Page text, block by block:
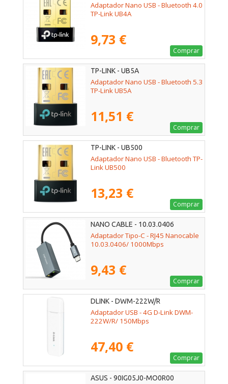
Adaptador Nano USB - Bluetooth 4.0
TP-Link UB4A
9,73 €
Comprar
TP-LINK - UB5A
Adaptador Nano USB - Bluetooth 5.3
TP-Link UB5A
11,51 €
Comprar
TP-LINK - UB500
Adaptador Nano USB - Bluetooth TP-
Link UB500
13,23 €
Comprar
NANO CABLE - 10.03.0406
Adaptador Tipo-C - RJ45 Nanocable
10.03.0406/ 1000Mbps
9,43 €
Comprar
DLINK - DWM-222W/R
Adaptador USB - 4G D-Link DWM-
222W/R/ 150Mbps
47,40 €
Comprar
ASUS - 90IG05J0-MO0R00